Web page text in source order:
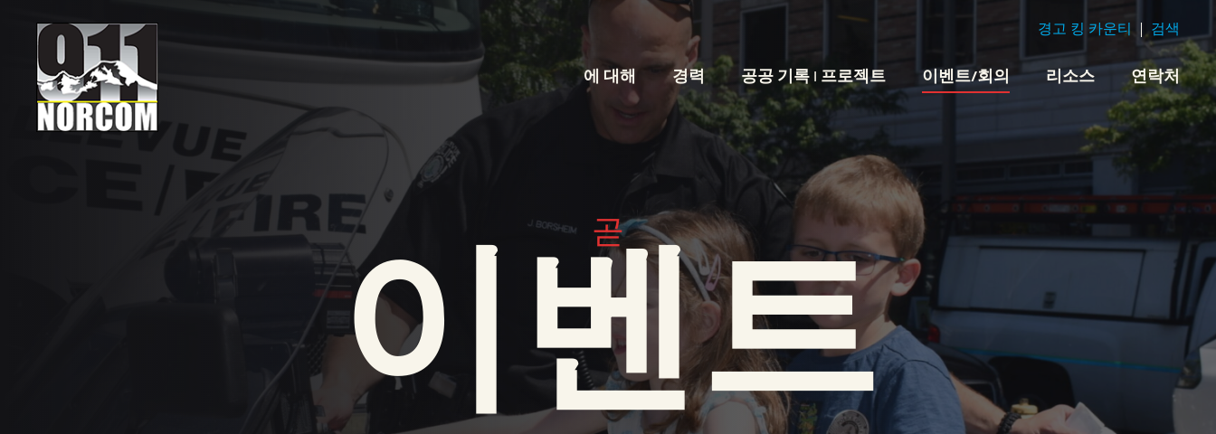
에 대해 경력 공공 기록 | 프로젝트 이벤트/회의 리소스 연락처
경고 킹 카운티 검색
곧
이벤트